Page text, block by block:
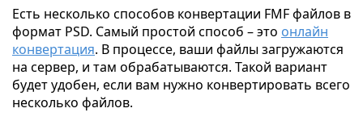
Есть несколько способов конвертации FMF файлов в
формат PSD. Самый простой способ – это онлайн
конвертация. В процессе, ваши файлы загружаются
на сервер, и там обрабатываются. Такой вариант
будет удобен, если вам нужно конвертировать всего
несколько файлов.